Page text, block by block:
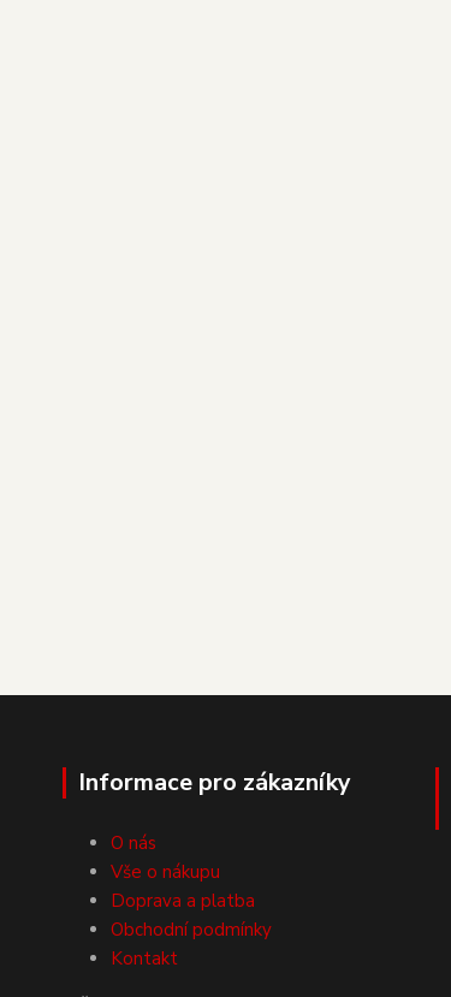
Informace pro zákazníky
O nás
Vše o nákupu
Doprava a platba
Obchodní podmínky
Kontakt